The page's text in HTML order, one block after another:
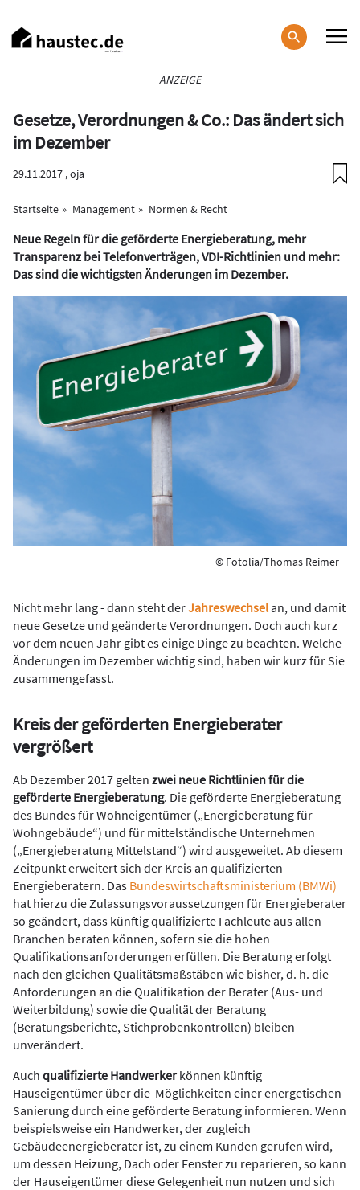
zum
Inhalt
ANZEIGE
Gesetze, Verordnungen & Co.: Das ändert sich
im Dezember
29.11.2017 ,oja
Startseite Management Normen & Recht
Neue Regeln für die geförderte Energieberatung, mehr
Transparenz bei Telefonverträgen, VDI-Richtlinien und mehr:
Das sind die wichtigsten Änderungen im Dezember.
© Fotolia/Thomas Reimer
Nicht mehr lang - dann steht derJahreswechselan, und damit
neue Gesetze und geänderte Verordnungen. Doch auch kurz
vor dem neuen Jahr gibt es einige Dinge zu beachten. Welche
Änderungen im Dezember wichtig sind, haben wir kurz für Sie
zusammengefasst.
Kreis der geförderten Energieberater
vergrößert
Ab Dezember 2017 gelten zwei neue Richtlinien für die
geförderte Energieberatung. Die geförderte Energieberatung
des Bundes für Wohneigentümer („Energieberatung für
Wohngebäude“) und für mittelständische Unternehmen
(„Energieberatung Mittelstand“) wird ausgeweitet. Ab diesem
Zeitpunkt erweitert sich der Kreis an qualifizierten
Energieberatern. Das Bundeswirtschaftsministerium (BMWi)
hat hierzu die Zulassungsvoraussetzungen für Energieberater
so geändert, dass künftig qualifizierte Fachleute aus allen
Branchen beraten können, sofern sie die hohen
Qualifikationsanforderungen erfüllen. Die Beratung erfolgt
nach den gleichen Qualitätsmaßstäben wie bisher, d. h. die
Anforderungen an die Qualifikation der Berater (Aus- und
Weiterbildung) sowie die Qualität der Beratung
(Beratungsberichte, Stichprobenkontrollen) bleiben
unverändert.
Auch qualifizierte Handwerkerkönnen künftig
Hauseigentümer über die Möglichkeiten einer energetischen
Sanierung durch eine geförderte Beratung informieren. Wenn
beispielsweise ein Handwerker, der zugleich
Gebäudeenergieberater ist, zu einem Kunden gerufen wird,
um dessen Heizung, Dach oder Fenster zu reparieren, so kann
der Hauseigentümer diese Gelegenheit nun nutzen und sich